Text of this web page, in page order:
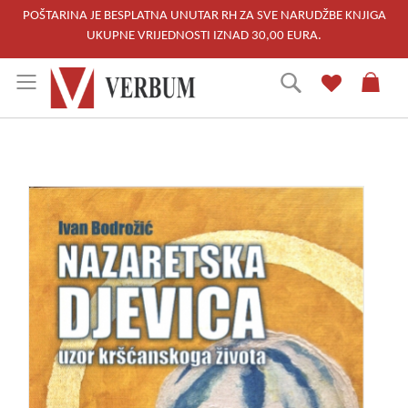
POŠTARINA JE BESPLATNA UNUTAR RH ZA SVE NARUDŽBE KNJIGA
UKUPNE VRIJEDNOSTI IZNAD 30,00 EURA.
to
Content
Traži
Skip
end